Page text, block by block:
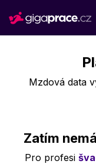
Mzdová data
Zatím
Pro profesi